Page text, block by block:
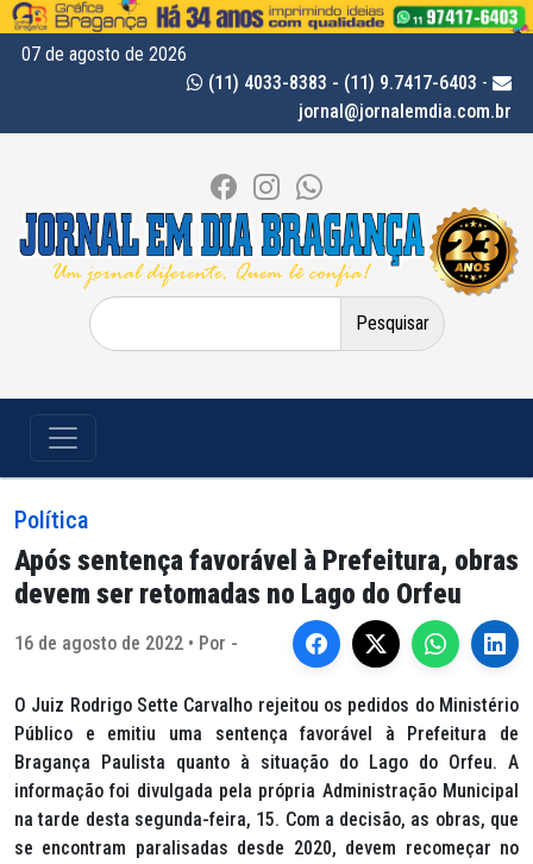
07 de agosto de 2026
(11) 4033-8383 - (11) 9.7417-6403 -
jornal@jornalemdia.com.br
Pesquisar
por:
Política
Após sentença favorável à Prefeitura, obras
devem ser retomadas no Lago do Orfeu
16 de agosto de 2022 • Por -
O Juiz Rodrigo Sette Carvalho rejeitou os pedidos do Ministério
Público e emitiu uma sentença favorável à Prefeitura de
Bragança Paulista quanto à situação do Lago do Orfeu. A
informação foi divulgada pela própria Administração Municipal
na tarde desta segunda-feira, 15. Com a decisão, as obras, que
se encontram paralisadas desde 2020, devem recomeçar no